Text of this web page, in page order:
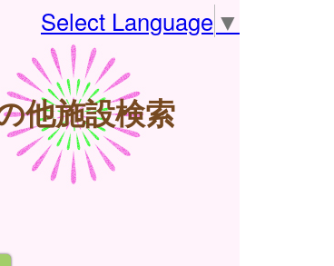
Select Language ▼
他施設検索